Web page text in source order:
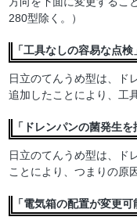
280型除く。）
「工具なしの容易な点検
日立のてんうめ型は、ド
追加したことにより、工
「ドレンパンの菌発生を
日立のてんうめ型は、ド
ことにより、つまりの原
「電気箱の配置が変更可